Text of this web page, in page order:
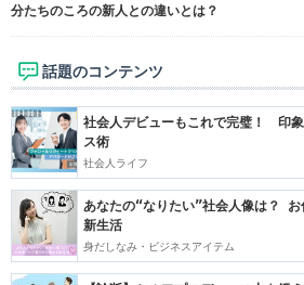
分たちのころの新人との違いとは？
話題のコンテンツ
社会人デビューもこれで完璧！ 印
ス術
社会人ライフ
あなたの“なりたい”社会人像は？
新生活
身だしなみ・ビジネスアイテム